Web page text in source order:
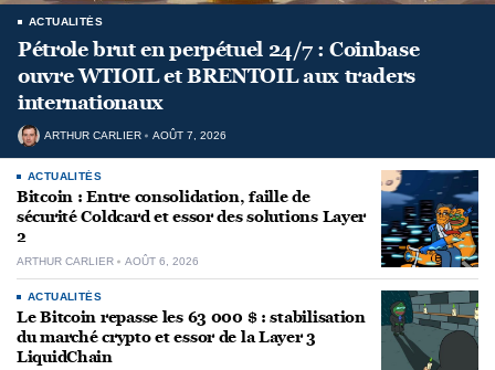
ACTUALITÉS
Pétrole brut en perpétuel 24/7 : Coinbase
ouvre WTIOIL et BRENTOIL aux traders
internationaux
ARTHUR CARLIER AOÛT 7, 2026
ACTUALITÉS
Bitcoin : Entre consolidation, faille de
sécurité Coldcard et essor des solutions Layer
2
ARTHUR CARLIER AOÛT 6, 2026
ACTUALITÉS
Le Bitcoin repasse les 63 000 $ : stabilisation
du marché crypto et essor de la Layer 3
LiquidChain